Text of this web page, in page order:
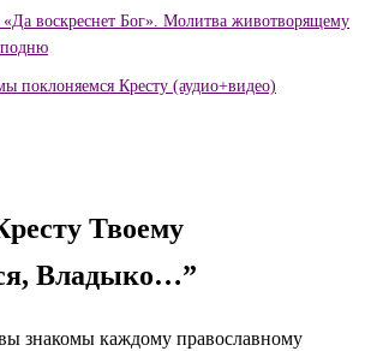
воскреснет Бог». Молитва животворящему
поклоняемся Кресту (аудио+видео)
Твоему
Владыко…”
знакомы каждому православному